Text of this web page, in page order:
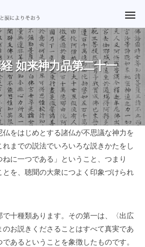
メ
ュ
ー
如来神力品第二十一
をはじめとする諸仏が不思議な神力を
れまでの説法でいろいろな説きかたをし
に一つである」ということ、つまり
とを、聴聞の大衆につよく印象づけられ
十種類あります。その第一は、〈出広
お説きくださることはすべて真実であ
あるということを象徴したものです。